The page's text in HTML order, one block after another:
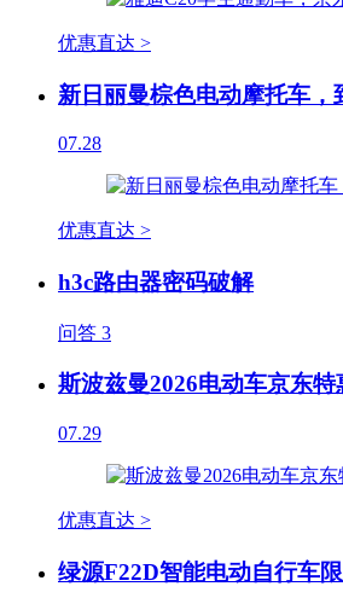
优惠直达 >
新日丽曼棕色电动摩托车，
07.28
优惠直达 >
h3c路由器密码破解
问答 3
斯波兹曼2026电动车京东特
07.29
优惠直达 >
绿源F22D智能电动自行车